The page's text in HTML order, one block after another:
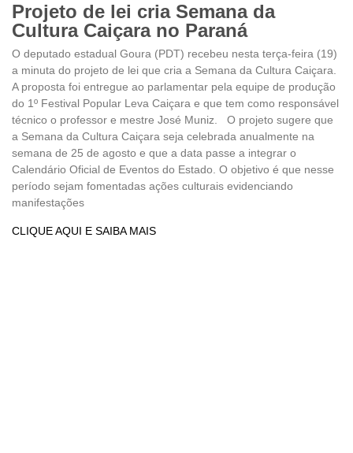
Projeto de lei cria Semana da
Cultura Caiçara no Paraná
O deputado estadual Goura (PDT) recebeu nesta terça-feira (19)
a minuta do projeto de lei que cria a Semana da Cultura Caiçara.
A proposta foi entregue ao parlamentar pela equipe de produção
do 1º Festival Popular Leva Caiçara e que tem como responsável
técnico o professor e mestre José Muniz. O projeto sugere que
a Semana da Cultura Caiçara seja celebrada anualmente na
semana de 25 de agosto e que a data passe a integrar o
Calendário Oficial de Eventos do Estado. O objetivo é que nesse
período sejam fomentadas ações culturais evidenciando
manifestações
CLIQUE AQUI E SAIBA MAIS